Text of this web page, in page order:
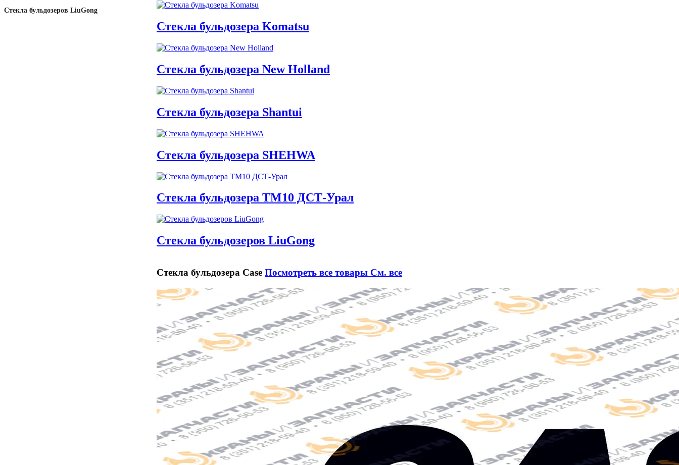
Стекла бульдозеров LiuGong
Стекла бульдозера Komatsu
Стекла бульдозера New Holland
Стекла бульдозера Shantui
Стекла бульдозера SHEHWA
Стекла бульдозера ТМ10 ДСТ-Урал
Стекла бульдозеров LiuGong
Стекла бульдозера Case Посмотреть все товары См. все